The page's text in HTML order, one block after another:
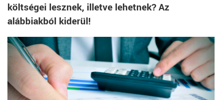
költségei lesznek, illetve lehetnek? Az
alábbiakból kiderül!